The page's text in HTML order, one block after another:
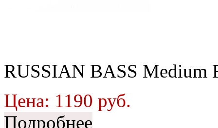
RUSSIAN BASS Medium
Цена: 1190 руб.
Подробнее